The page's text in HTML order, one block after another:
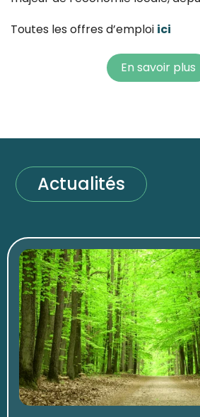
Toutes les offres d’emploi ici
En savoir plus
Actualités